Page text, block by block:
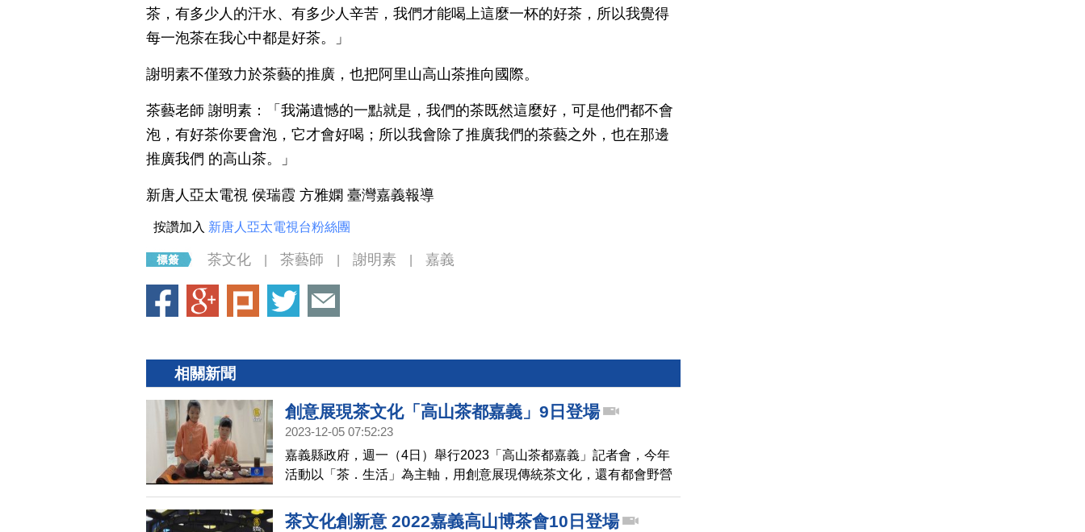
茶，有多少人的汗水、有多少人辛苦，我們才能喝上這麼一杯的好茶，所以我覺得
每一泡茶在我心中都是好茶。」
謝明素不僅致力於茶藝的推廣，也把阿里山高山茶推向國際。
茶藝老師 謝明素：「我滿遺憾的一點就是，我們的茶既然這麼好，可是他們都不會
泡，有好茶你要會泡，它才會好喝；所以我會除了推廣我們的茶藝之外，也在那邊
推廣我們 的高山茶。」
新唐人亞太電視 侯瑞霞 方雅嫻 臺灣嘉義報導
按讚加入 新唐人亞太電視台粉絲團
茶文化 茶藝師 謝明素 嘉義
相關新聞
創意展現茶文化「高山茶都嘉義」9日登場
2023-12-05 07:52:23
嘉義縣政府，週一（4日）舉行2023「高山茶都嘉義」記者會，今年
活動以「茶．生活」為主軸，用創意展現傳統茶文化，還有都會野營
及數位5G車XR沉浸體驗，邀全台民眾來感受多元的高山茶風格生
活。
茶文化創新意 2022嘉義高山博茶會10日登場